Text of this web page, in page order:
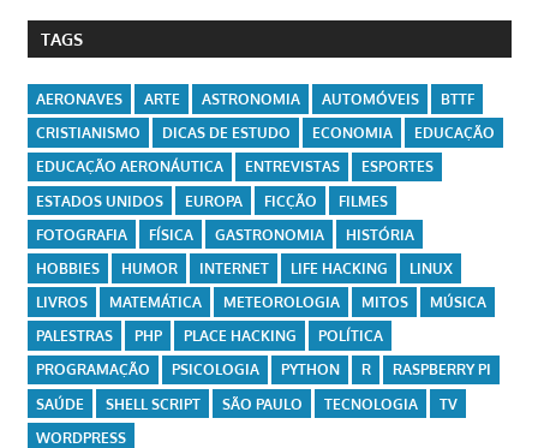
TAGS
AERONAVES ARTE ASTRONOMIA AUTOMÓVEIS
BTTF
CRISTIANISMO
DICAS DE ESTUDO ECONOMIA
EDUCAÇÃO
EDUCAÇÃO AERONÁUTICA
ENTREVISTAS
ESPORTES
ESTADOS UNIDOS
EUROPA FICÇÃO
FILMES
FOTOGRAFIA
FÍSICA GASTRONOMIA
HISTÓRIA
HOBBIES
HUMOR INTERNET LIFE HACKING
LINUX
LIVROS
MATEMÁTICA METEOROLOGIA MITOS
MÚSICA
PALESTRAS
PHP PLACE HACKING
POLÍTICA
PROGRAMAÇÃO
PSICOLOGIA PYTHON R
RASPBERRY PI
SAÚDE
SHELL SCRIPT SÃO PAULO TECNOLOGIA
TV
WORDPRESS